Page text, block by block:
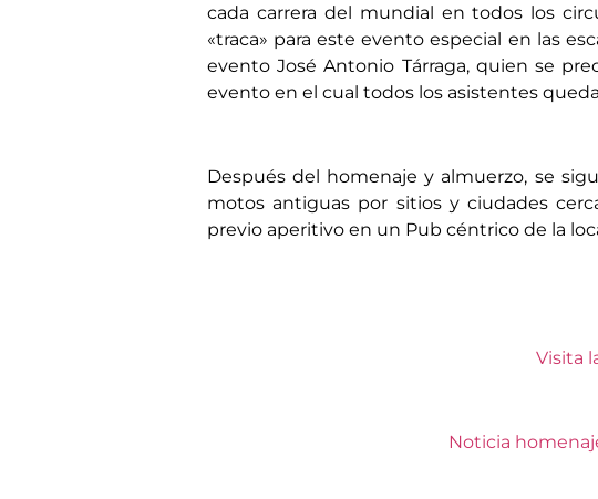
cada carrera del mundial en todos los
«traca» para este evento especial en las
evento José Antonio Tárraga, quien se
evento en el cual todos los asistentes
Después del homenaje y almuerzo, se
motos antiguas por sitios y ciudades
previo aperitivo en un Pub céntrico de la
Visita
Noticia